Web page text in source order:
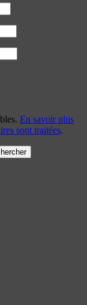
En savoir plus
sont traitées.